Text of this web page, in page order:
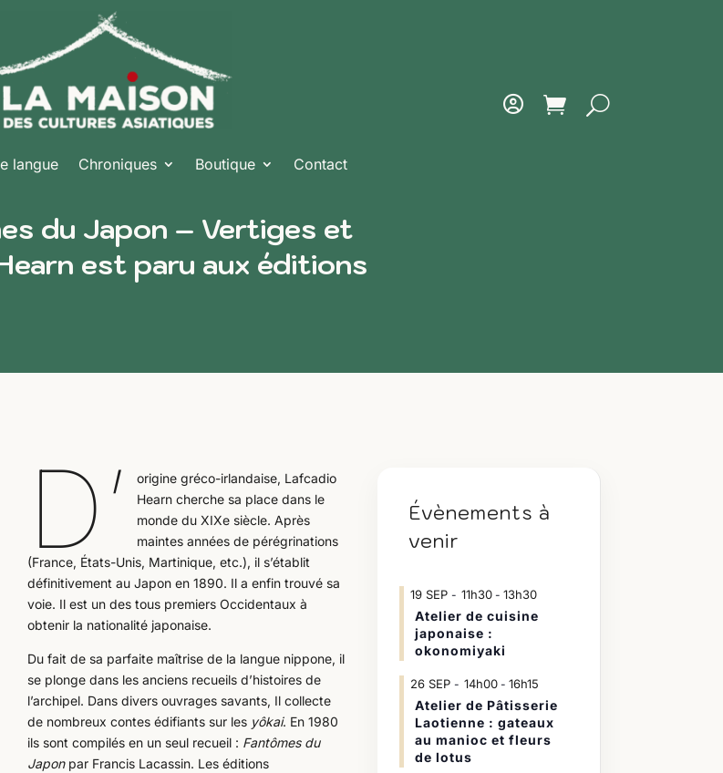
langue Chroniques Boutique Contact
du Japon – Vertiges et
est paru aux éditions
D’
origine gréco-irlandaise, Lafcadio
Hearn cherche sa place dans le
monde du XIXe siècle. Après
maintes années de pérégrinations
(France, États-Unis, Martinique, etc.), il s’établit
définitivement au Japon en 1890. Il a enfin trouvé sa
voie. Il est un des tous premiers Occidentaux à
obtenir la nationalité japonaise.
Du fait de sa parfaite maîtrise de la langue nippone, il
se plonge dans les anciens recueils d’histoires de
l’archipel. Dans divers ouvrages savants, Il collecte
de nombreux contes édifiants sur les yôkai. En 1980
ils sont compilés en un seul recueil : Fantômes du
Japon par Francis Lacassin. Les éditions
Évènements à
venir
19 SEP 11h30- 13h30
Atelier de cuisine
japonaise :
okonomiyaki
26 SEP 14h00- 16h15
Atelier de Pâtisserie
Laotienne : gateaux
au manioc et fleurs
de lotus